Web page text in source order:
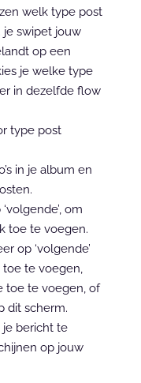
welk type post
; je swipet jouw
op een
je welke type
in dezelfde flow
type post
in je album en
om
toe te voegen.
op ‘volgende’
te voegen,
toe te voegen, of
dit scherm.
je bericht te
op jouw